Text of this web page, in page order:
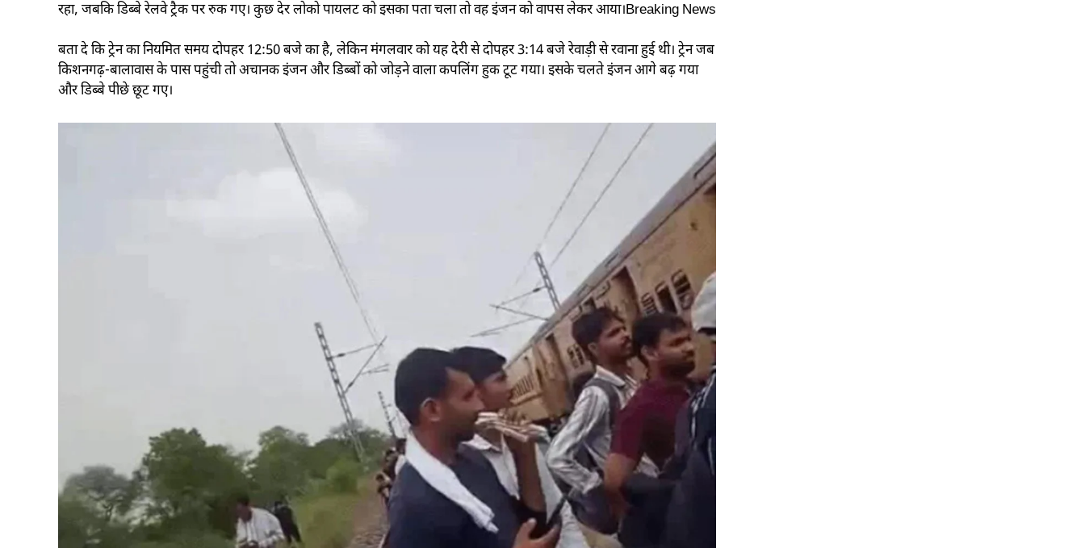
रहा, जबकि डिब्बे रेलवे ट्रैक पर रुक गए। कुछ देर लोको पायलट को इसका पता चला तो वह इंजन को वापस लेकर आया।Breaking News
बता दे कि ट्रेन का नियमित समय दोपहर 12:50 बजे का है, लेकिन मंगलवार को यह देरी से दोपहर 3:14 बजे रेवाड़ी से रवाना हुई थी। ट्रेन जब
किशनगढ़-बालावास के पास पहुंची तो अचानक इंजन और डिब्बों को जोड़ने वाला कपलिंग हुक टूट गया। इसके चलते इंजन आगे बढ़ गया
और डिब्बे पीछे छूट गए।